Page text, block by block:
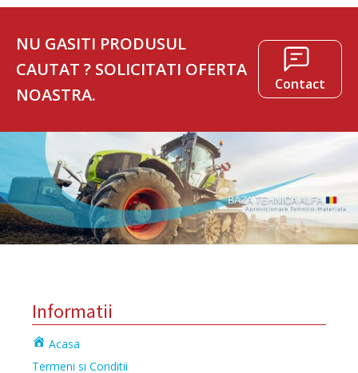
NU GASITI PRODUSUL
CAUTAT ? SOLICITATI OFERTA
NOASTRA.
Contact
Informatii
Acasa
Termeni si Conditii